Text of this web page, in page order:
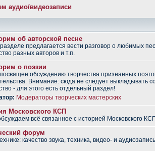
аудио/видеозаписи
об авторской песне
предлагается вести разговор о любимых
разных авторов и т.п.
о поэзии
обсуждению творчества признанных
Внимание: сюда не следует выкладывать
- для этого есть отдельный раздел!
Модераторы творческих мастерских
Московского КСП
всё связанное с историей Московского
форум
качество звука, техника, видео- и